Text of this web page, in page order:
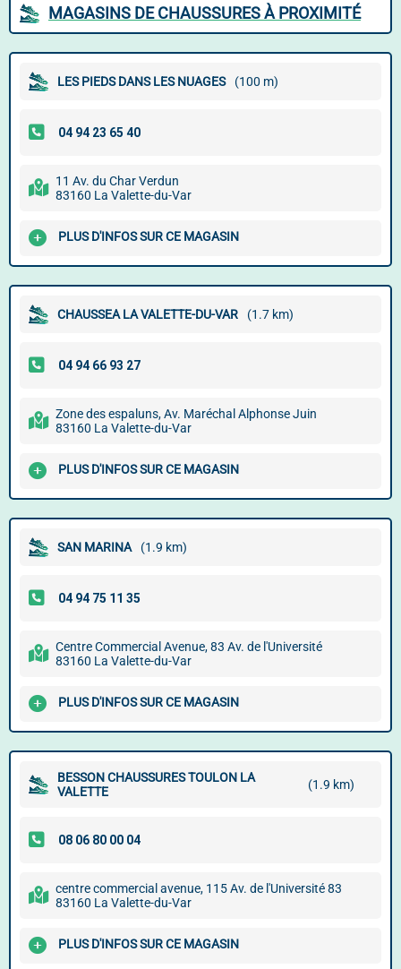
MAGASINS DE CHAUSSURES À PROXIMITÉ
LES PIEDS DANS LES NUAGES (100 m)
11 Av. du Char Verdun
83160 La Valette-du-Var
PLUS D'INFOS SUR CE MAGASIN
CHAUSSEA LA VALETTE-DU-VAR (1.7 km)
Zone des espaluns, Av. Maréchal Alphonse Juin
83160 La Valette-du-Var
PLUS D'INFOS SUR CE MAGASIN
SAN MARINA (1.9 km)
Centre Commercial Avenue, 83 Av. de l'Université
83160 La Valette-du-Var
PLUS D'INFOS SUR CE MAGASIN
BESSON CHAUSSURES TOULON LA
VALETTE
(1.9 km)
centre commercial avenue, 115 Av. de l'Université 83
83160 La Valette-du-Var
PLUS D'INFOS SUR CE MAGASIN